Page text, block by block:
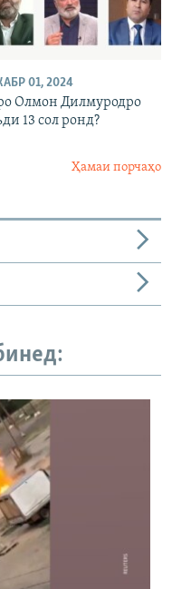
01, 2024
Олмон Дилмуродро
13 сол ронд?
Ҳамаи порчаҳо